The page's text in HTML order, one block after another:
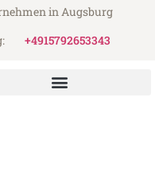
in Augsburg
+4915792653343